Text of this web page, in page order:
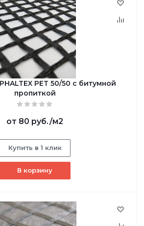
PET 50/50 с битумной
пропиткой
от 80 руб./м2
Купить в 1 клик
В корзину